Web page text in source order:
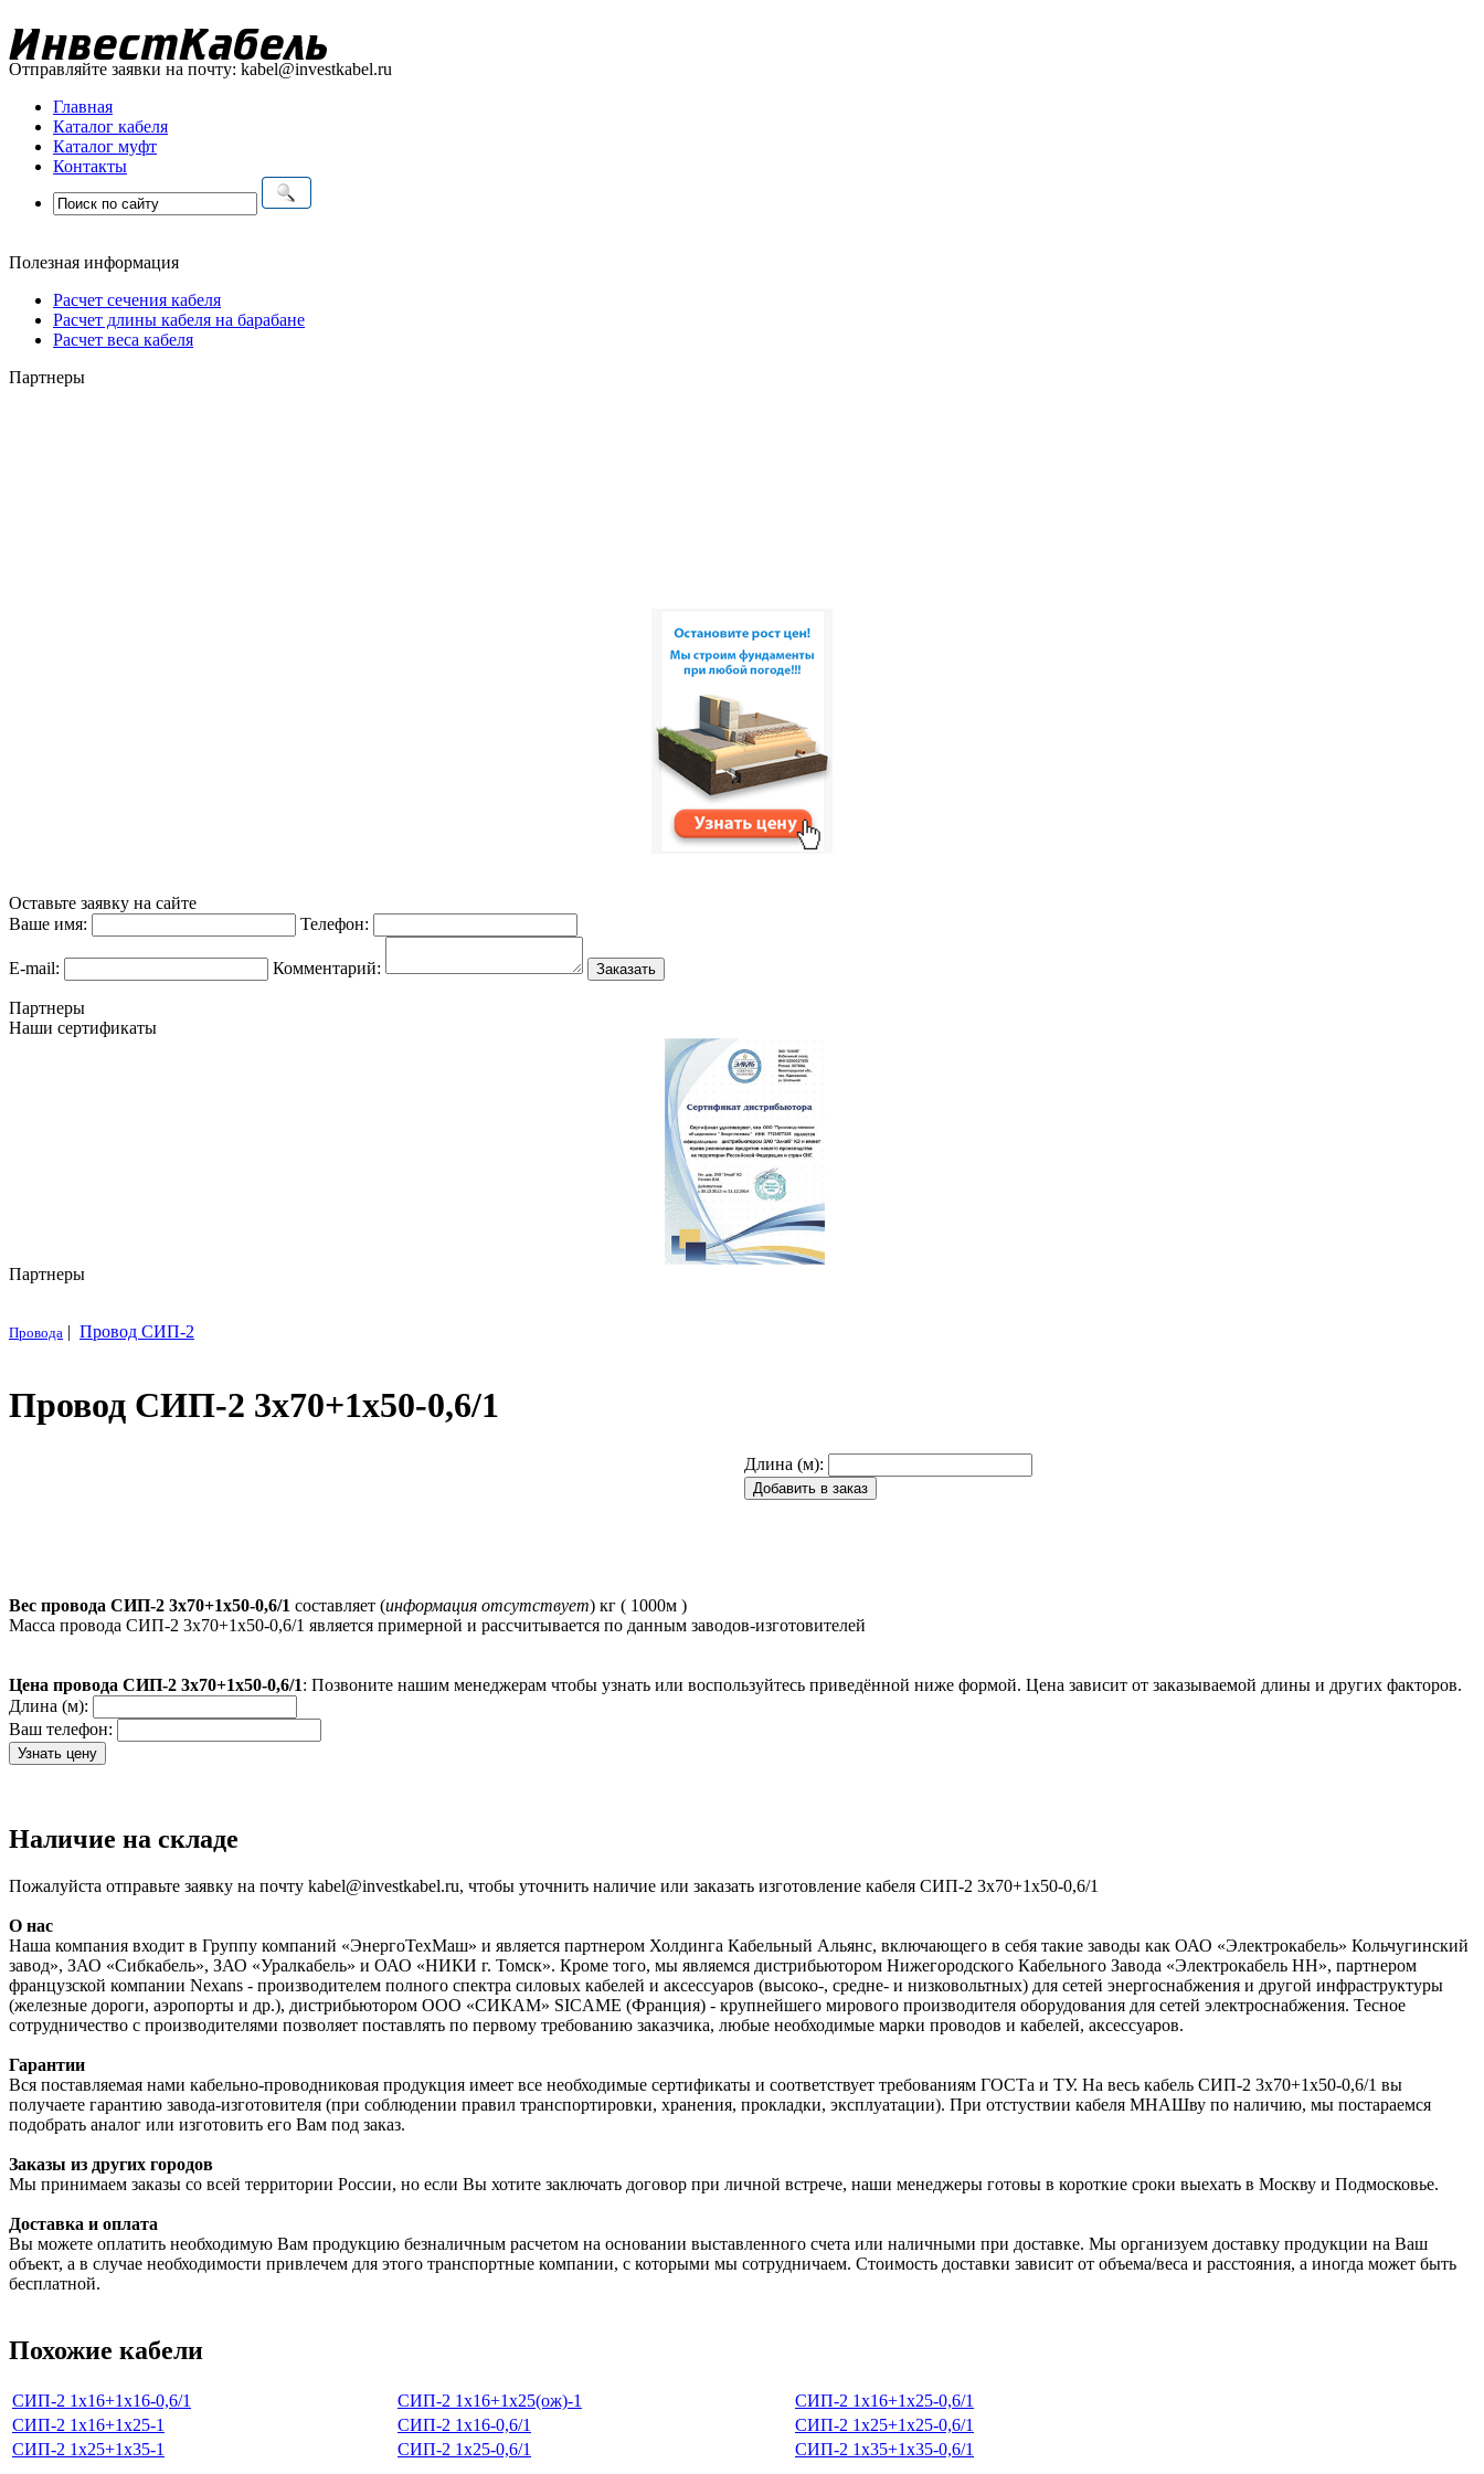
Отправляйте заявки на почту: kabel@investkabel.ru
Главная
Каталог кабеля
Каталог муфт
Контакты
Полезная информация
Расчет сечения кабеля
Расчет длины кабеля на барабане
Расчет веса кабеля
Партнеры
Оставьте заявку на сайте
Ваше имя:
Телефон:
E-mail: Комментарий:
Партнеры
Наши сертификаты
Партнеры
Провода | Провод СИП-2
Провод СИП-2 3х70+1х50-0,6/1
Длина (м):
Вес провода СИП-2 3х70+1х50-0,6/1 составляет (информация отсутствует) кг ( 1000м )
Масса провода СИП-2 3х70+1х50-0,6/1 является примерной и рассчитывается по данным заводов-изготовителей
Цена провода СИП-2 3х70+1х50-0,6/1: Позвоните нашим менеджерам чтобы узнать или воспользуйтесь приведённой ниже формой. Цена зависит от заказываемой длины и других факторов.
Длина (м):
Ваш телефон:
Наличие на складе
Пожалуйста отправьте заявку на почту kabel@investkabel.ru, чтобы уточнить наличие или заказать изготовление кабеля СИП-2 3х70+1х50-0,6/1
О нас
Наша компания входит в Группу компаний «ЭнергоТехМаш» и является партнером Холдинга Кабельный Альянс, включающего в себя такие заводы как ОАО «Электрокабель» Кольчугинский
завод», ЗАО «Сибкабель», ЗАО «Уралкабель» и ОАО «НИКИ г. Томск». Кроме того, мы являемся дистрибьютором Нижегородского Кабельного Завода «Электрокабель НН», партнером
французской компании Nexans - производителем полного спектра силовых кабелей и аксессуаров (высоко-, средне- и низковольтных) для сетей энергоснабжения и другой инфраструктуры
(железные дороги, аэропорты и др.), дистрибьютором ООО «СИКАМ» SICAME (Франция) - крупнейшего мирового производителя оборудования для сетей электроснабжения. Тесное
сотрудничество с производителями позволяет поставлять по первому требованию заказчика, любые необходимые марки проводов и кабелей, аксессуаров.
Гарантии
Вся поставляемая нами кабельно-проводниковая продукция имеет все необходимые сертификаты и соответствует требованиям ГОСТа и ТУ. На весь кабель СИП-2 3х70+1х50-0,6/1 вы
получаете гарантию завода-изготовителя (при соблюдении правил транспортировки, хранения, прокладки, эксплуатации). При отстуствии кабеля МНАШву по наличию, мы постараемся
подобрать аналог или изготовить его Вам под заказ.
Заказы из других городов
Мы принимаем заказы со всей территории России, но если Вы хотите заключать договор при личной встрече, наши менеджеры готовы в короткие сроки выехать в Москву и Подмосковье.
Доставка и оплата
Вы можете оплатить необходимую Вам продукцию безналичным расчетом на основании выставленного счета или наличными при доставке. Мы организуем доставку продукции на Ваш
объект, а в случае необходимости привлечем для этого транспортные компании, с которыми мы сотрудничаем. Стоимость доставки зависит от объема/веса и расстояния, а иногда может быть
бесплатной.
Похожие кабели
СИП-2 1х16+1х16-0,6/1 СИП-2 1х16+1х25(ож)-1
СИП-2 1х16+1х25-0,6/1
СИП-2 1х16+1х25-1
СИП-2 1х16-0,6/1
СИП-2 1х25+1х25-0,6/1
СИП-2 1х25+1х35-1
СИП-2 1х25-0,6/1 СИП-2 1х35+1х35-0,6/1